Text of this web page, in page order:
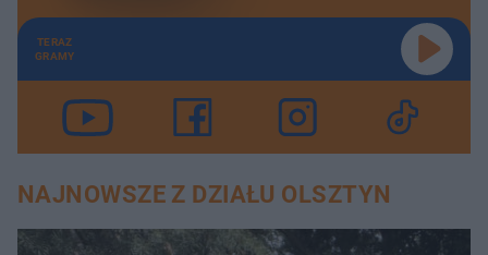
TERAZ
GRAMY
NAJNOWSZE Z DZIAŁU OLSZTYN